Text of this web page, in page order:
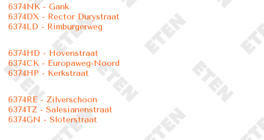
6374NK - Gank
6374DX - Rector Durystraat
6374LD - Rimburgerweg
6374HD - Hovenstraat
6374CK - Europaweg-Noord
6374HP - Kerkstraat
6374RE - Zilverschoon
6374TZ - Salesianenstraat
6374GN - Sloterstraat